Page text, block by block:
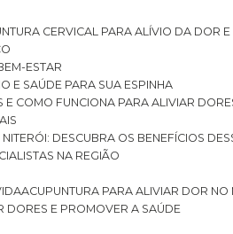
CERVICAL PARA ALÍVIO DA DOR
ESTAR
E SAÚDE PARA SUA ESPINHA
E COMO FUNCIONA PARA ALIVIAR
NITERÓI: DESCUBRA OS BENEFÍCIOS
NA REGIÃO
ACUPUNTURA PARA ALIVIAR DOR
DORES E PROMOVER A SAÚDE